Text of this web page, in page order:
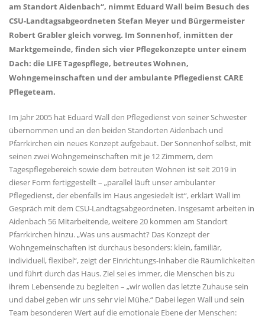
am Standort Aidenbach“, nimmt Eduard Wall beim Besuch des
CSU-Landtagsabgeordneten Stefan Meyer und Bürgermeister
Robert Grabler gleich vorweg. Im Sonnenhof, inmitten der
Marktgemeinde, finden sich vier Pflegekonzepte unter einem
Dach: die LIFE Tagespflege, betreutes Wohnen,
Wohngemeinschaften und der ambulante Pflegedienst CARE
Pflegeteam.
Im Jahr 2005 hat Eduard Wall den Pflegedienst von seiner Schwester
übernommen und an den beiden Standorten Aidenbach und
Pfarrkirchen ein neues Konzept aufgebaut. Der Sonnenhof selbst, mit
seinen zwei Wohngemeinschaften mit je 12 Zimmern, dem
Tagespflegebereich sowie dem betreuten Wohnen ist seit 2019 in
dieser Form fertiggestellt – „parallel läuft unser ambulanter
Pflegedienst, der ebenfalls im Haus angesiedelt ist“, erklärt Wall im
Gespräch mit dem CSU-Landtagsabgeordneten. Insgesamt arbeiten in
Aidenbach 56 Mitarbeitende, weitere 20 kommen am Standort
Pfarrkirchen hinzu. „Was uns ausmacht? Das Konzept der
Wohngemeinschaften ist durchaus besonders: klein, familiär,
individuell, flexibel“, zeigt der Einrichtungs-Inhaber die Räumlichkeiten
und führt durch das Haus. Ziel sei es immer, die Menschen bis zu
ihrem Lebensende zu begleiten – „wir wollen das letzte Zuhause sein
und dabei geben wir uns sehr viel Mühe.“ Dabei legen Wall und sein
Team besonderen Wert auf die emotionale Ebene der Menschen: